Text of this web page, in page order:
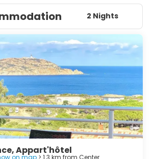
will be treated with the best
have ever seen. Go to the main beach
show proper; each year has its own
evocative of the Orthodox
2 Nights
Appart'hôtel
on map > 1.3 km from Center